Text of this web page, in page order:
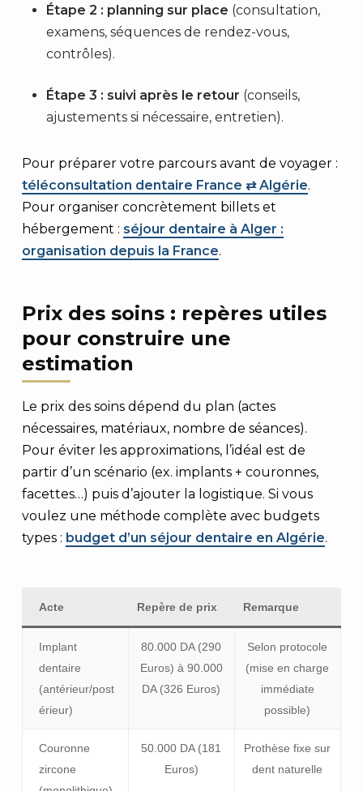
Étape 2 : planning sur place (consultation,
examens, séquences de rendez-vous,
contrôles).
Étape 3 : suivi après le retour (conseils,
ajustements si nécessaire, entretien).
Pour préparer votre parcours avant de voyager :
téléconsultation dentaire France ⇄ Algérie.
Pour organiser concrètement billets et
hébergement : séjour dentaire à Alger :
organisation depuis la France.
Prix des soins : repères utiles
pour construire une
estimation
Le prix des soins dépend du plan (actes
nécessaires, matériaux, nombre de séances).
Pour éviter les approximations, l’idéal est de
partir d’un scénario (ex. implants + couronnes,
facettes…) puis d’ajouter la logistique. Si vous
voulez une méthode complète avec budgets
types : budget d’un séjour dentaire en Algérie.
Acte Repère de prix Remarque
Implant
dentaire
(antérieur/post
érieur)
80.000 DA (290
Euros) à 90.000
DA (326 Euros)
Selon protocole
(mise en charge
immédiate
possible)
Couronne
zircone
50.000 DA (181
Euros)
Prothèse fixe sur
dent naturelle